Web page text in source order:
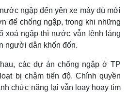
ngập đến yên xe máy dù mới
để chống ngập, trong khi những
xoá ngập thì nước vẫn lênh láng
người dân khốn đốn.
các dự án chống ngập ở TP
bị chậm tiến độ. Chính quyền
chức năng lại vẫn loay hoay tìm